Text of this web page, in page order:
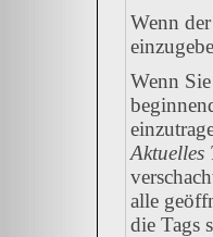
Wenn der
Wenn
Aktuelles
alle
die Tags